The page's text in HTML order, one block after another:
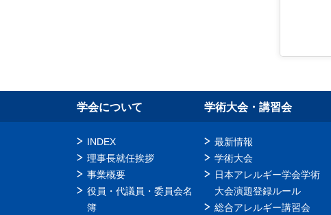
学会について
INDEX
理事長就任挨拶
事業概要
役員・代議員・委員会名
簿
学術大会・講習会
最新情報
学術大会
日本アレルギー学会学術
大会演題登録ルール
総合アレルギー講習会